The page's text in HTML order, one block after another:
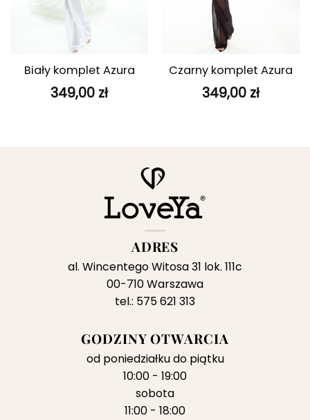
Biały komplet Azura
349,00 zł
Czarny komplet Azura
349,00 zł
ADRES
al. Wincentego Witosa 31 lok. 111c
00-710 Warszawa
tel.: 575 621 313
GODZINY OTWARCIA
od poniedziałku do piątku
10:00 - 19:00
sobota
11:00 - 18:00